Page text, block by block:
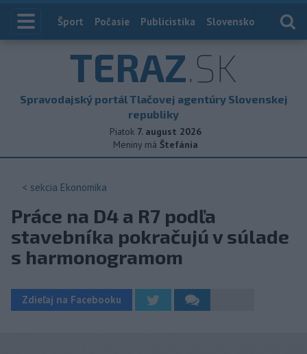
Index
Šport Počasie Publicistika Slovensko
TERAZ.SK
Spravodajský portál Tlačovej agentúry Slovenskej
republiky
Piatok 7. august 2026
Meniny má Štefánia
< sekcia Ekonomika
Práce na D4 a R7 podľa
stavebníka pokračujú v súlade
s harmonogramom
Zdieľaj na Facebooku